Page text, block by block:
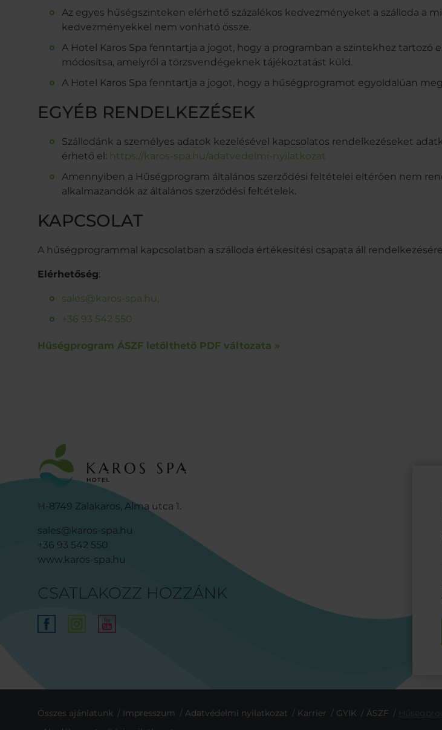
Az egyes hűségszinteken elérhető százalékos kedvezményeket a szálloda a
kedvezményekkel nem vonható össze.
A Hotel Karos Spa fenntartja a jogot, hogy a programban a szintekhez
módosítsa, amelyről a törzsvendégeknek tájékoztatást küld.
A Hotel Karos Spa fenntartja a jogot, hogy a hűségprogramot egyoldalúan
EGYÉB RENDELKEZÉSEK
Szállodánk a személyes adatok kezelésével kapcsolatos rendelkezéseket
érhető el: https://karos-spa.hu/adatvedelmi-nyilatkozat
Amennyiben a Hűségprogram általános szerződési feltételei eltérően nem
alkalmazandók az általános szerződési feltételek.
KAPCSOLAT
A hűségprogrammal kapcsolatban a szálloda értékesítési csapata áll
Elérhetőség:
sales@karos-spa.hu,
+36 93 542 550
Hűségprogram ÁSZF letölthető PDF változata »
H-8749 Zalakaros, Alma utca 1.
sales@karos-spa.hu
+36 93 542 550
www.karos-spa.hu
CSATLAKOZZ HOZZÁNK
Összes ajánlatunk Impresszum Adatvédelmi nyilatkozat Karrier GYIK ÁSZF